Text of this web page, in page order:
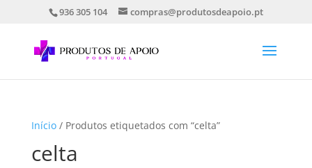
936 305 104 compras@produtosdeapoio.pt
Início/ Produtos etiquetados com “celta”
celta